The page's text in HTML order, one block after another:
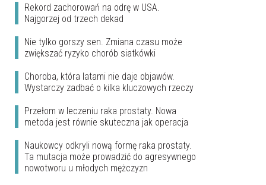
Rekord zachorowań na odrę w USA.
Najgorzej od trzech dekad
Nie tylko gorszy sen. Zmiana czasu może
zwiększać ryzyko chorób siatkówki
Choroba, która latami nie daje objawów.
Wystarczy zadbać o kilka kluczowych rzeczy
Przełom w leczeniu raka prostaty. Nowa
metoda jest równie skuteczna jak operacja
Naukowcy odkryli nową formę raka prostaty.
Ta mutacja może prowadzić do agresywnego
nowotworu u młodych mężczyzn